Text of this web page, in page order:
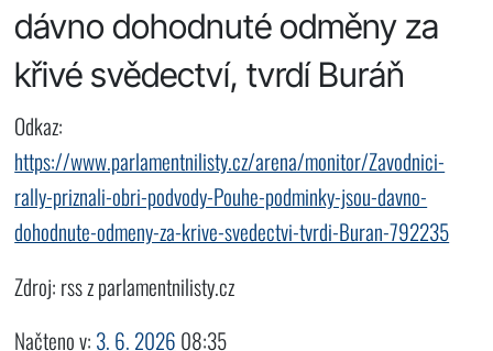
dávno dohodnuté odměny za
křivé svědectví, tvrdí Buráň
Odkaz:
https://www.parlamentnilisty.cz/arena/monitor/Zavodnici-
rally-priznali-obri-podvody-Pouhe-podminky-jsou-davno-
dohodnute-odmeny-za-krive-svedectvi-tvrdi-Buran-792235
Zdroj: rss z parlamentnilisty.cz
Načteno v: 3. 6. 2026 08:35